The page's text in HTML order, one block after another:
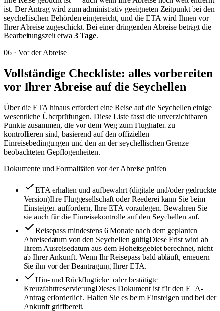
ist. Der Antrag wird zum administrativ geeigneten Zeitpunkt bei den
seychellischen Behörden eingereicht, und die ETA wird Ihnen vor
Ihrer Abreise zugeschickt. Bei einer dringenden Abreise beträgt die
Bearbeitungszeit etwa 3 Tage.
06 · Vor der Abreise
Vollständige Checkliste: alles vorbereiten
vor Ihrer Abreise auf die Seychellen
Über die ETA hinaus erfordert eine Reise auf die Seychellen einige
wesentliche Überprüfungen. Diese Liste fasst die unverzichtbaren
Punkte zusammen, die vor dem Weg zum Flughafen zu
kontrollieren sind, basierend auf den offiziellen
Einreisebedingungen und den an der seychellischen Grenze
beobachteten Gepflogenheiten.
Dokumente und Formalitäten vor der Abreise prüfen
ETA erhalten und aufbewahrt (digitale und/oder gedruckte
Version)Ihre Fluggesellschaft oder Reederei kann Sie beim
Einsteigen auffordern, Ihre ETA vorzulegen. Bewahren Sie
sie auch für die Einreisekontrolle auf den Seychellen auf.
Reisepass mindestens 6 Monate nach dem geplanten
Abreisedatum von den Seychellen gültigDiese Frist wird ab
Ihrem Ausreisedatum aus dem Hoheitsgebiet berechnet, nicht
ab Ihrer Ankunft. Wenn Ihr Reisepass bald abläuft, erneuern
Sie ihn vor der Beantragung Ihrer ETA.
Hin- und Rückflugticket oder bestätigte
KreuzfahrtreservierungDieses Dokument ist für den ETA-
Antrag erforderlich. Halten Sie es beim Einsteigen und bei der
Ankunft griffbereit.